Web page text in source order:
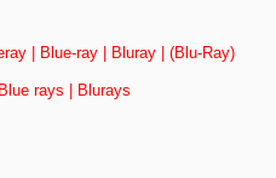
| Blue-ray | Bluray | (Blu-Ray)
rays | Blurays